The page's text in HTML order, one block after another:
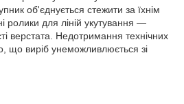
об'єднується стежити за їхнім
ролики для ліній укутування —
верстата. Недотримання технічних
що виріб унеможливлюється зі